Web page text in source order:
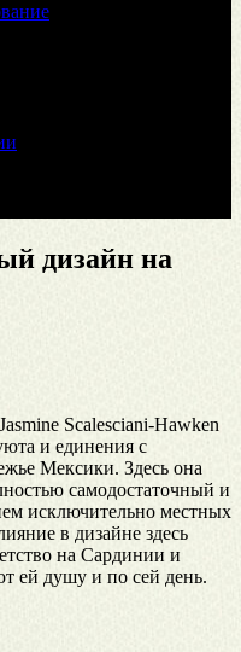
дизайн на
Scalesciani-Hawken
и единения с
Мексики. Здесь она
самодостаточный и
исключительно местных
в дизайне здесь
на Сардинии и
ей душу и по сей день.